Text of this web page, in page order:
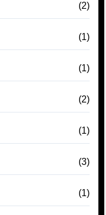
(2)
(1)
(1)
(2)
(1)
(3)
(1)